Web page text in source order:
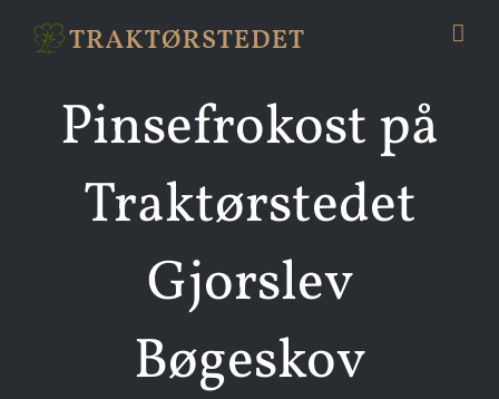
Pinsefrokost på
Traktørstedet
Gjorslev
Bøgeskov